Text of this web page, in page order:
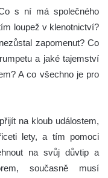
s ní má společného
loupež v klenotnictví?
zapomenut? Co
a jaké tajemství
A co všechno je pro
na kloub událostem,
lety, a tím pomoci
na svůj důvtip a
současně musí